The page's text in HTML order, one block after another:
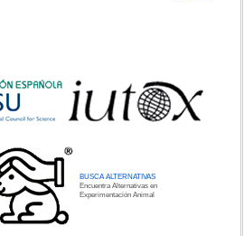
BUSCA ALTERNATIVAS
Encuentra Alternativas en
Experimentación Animal